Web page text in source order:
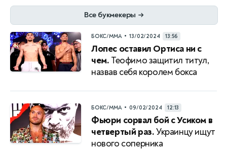
Все букмекеры →
БОКС/ММА • 13/02/2024 13:56
Лопес оставил Ортиса ни с
чем. Теофимо защитил титул,
назвав себя королем бокса
БОКС/ММА • 09/02/2024 12:13
Фьюри сорвал бой с Усиком в
четвертый раз.Украинцу ищут
нового соперника